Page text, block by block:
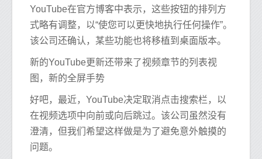
YouTube在官方博客中表示，这些按钮的排列方
式略有调整，以“使您可以更快地执行任何操作”。
该公司还确认，某些功能也将移植到桌面版本。
新的YouTube更新还带来了视频章节的列表视
图，新的全屏手势
好吧，最近，YouTube决定取消点击搜索栏，以
在视频选项中向前或向后跳过。该公司虽然没有
澄清，但我们希望这样做是为了避免意外触摸的
问题。